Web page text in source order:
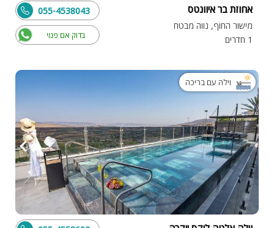
אחוזת בר איוונטס
מישור החוף, נווה מבטח
1 חדרים
בדוק אם פנוי
055-4538043
וילה עם בריכה